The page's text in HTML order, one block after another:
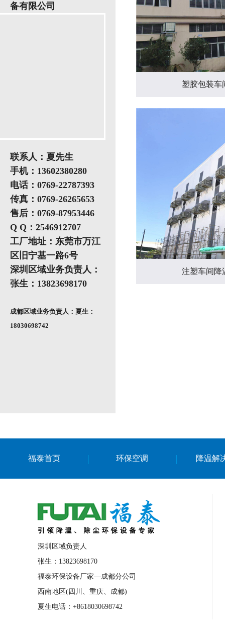
备有限公司
联系人：夏先生
手机：13602380280
电话：0769-22787393
传真：0769-26265653
售后：0769-87953446
Q Q：2546912707
工厂地址：东莞市万江
区旧宁基一路6号
深圳区域业务负责人：
张生：13823698170
成都区域业务负责人：夏生：
18030698742
塑胶包装
注塑车间
福泰首页 环保空调 降温解
深圳区域负责人
张生：13823698170
福泰环保设备厂家—成都分公司
西南地区(四川、重庆、成都)
夏生电话：+8618030698742